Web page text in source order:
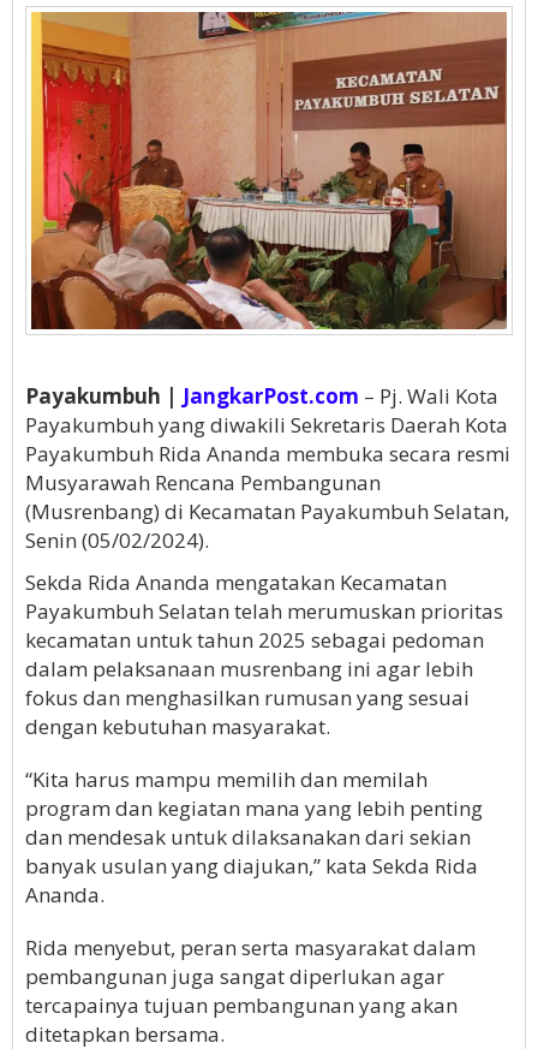
Payakumbuh | JangkarPost.com – Pj. Wali Kota
Payakumbuh yang diwakili Sekretaris Daerah Kota
Payakumbuh Rida Ananda membuka secara resmi
Musyarawah Rencana Pembangunan
(Musrenbang) di Kecamatan Payakumbuh Selatan,
Senin (05/02/2024).
Sekda Rida Ananda mengatakan Kecamatan
Payakumbuh Selatan telah merumuskan prioritas
kecamatan untuk tahun 2025 sebagai pedoman
dalam pelaksanaan musrenbang ini agar lebih
fokus dan menghasilkan rumusan yang sesuai
dengan kebutuhan masyarakat.
“Kita harus mampu memilih dan memilah
program dan kegiatan mana yang lebih penting
dan mendesak untuk dilaksanakan dari sekian
banyak usulan yang diajukan,” kata Sekda Rida
Ananda.
Rida menyebut, peran serta masyarakat dalam
pembangunan juga sangat diperlukan agar
tercapainya tujuan pembangunan yang akan
ditetapkan bersama.